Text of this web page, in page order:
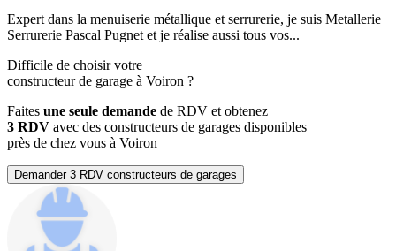
Expert dans la menuiserie métallique et serrurerie, je suis Metallerie
Serrurerie Pascal Pugnet et je réalise aussi tous vos...
Difficile de choisir votre
constructeur de garage à Voiron ?
Faites une seule demande de RDV et obtenez
3 RDV avec des constructeurs de garages disponibles
près de chez vous à Voiron
Demander 3 RDV constructeurs de garages